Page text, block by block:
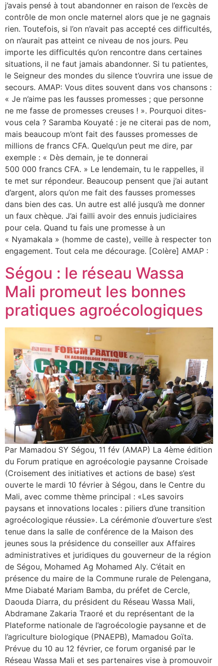
j’avais pensé à tout abandonner en raison de l’excès de
contrôle de mon oncle maternel alors que je ne gagnais
rien. Toutefois, si l’on n’avait pas accepté ces difficultés,
on n’aurait pas atteint ce niveau de nos jours. Peu
importe les difficultés qu’on rencontre dans certaines
situations, il ne faut jamais abandonner. Si tu patientes,
le Seigneur des mondes du silence t’ouvrira une issue de
secours. AMAP: Vous dites souvent dans vos chansons :
« Je n’aime pas les fausses promesses ; que personne
ne me fasse de promesses creuses ! ». Pourquoi dites-
vous cela ? Saramba Kouyaté : je ne citerai pas de nom,
mais beaucoup m’ont fait des fausses promesses de
millions de francs CFA. Quelqu’un peut me dire, par
exemple : « Dès demain, je te donnerai
500 000 francs CFA. » Le lendemain, tu le rappelles, il
te met sur répondeur. Beaucoup pensent que j’ai autant
d’argent, alors qu’on me fait des fausses promesses
dans bien des cas. Un autre est allé jusqu’à me donner
un faux chèque. J’ai failli avoir des ennuis judiciaires
pour cela. Quand tu fais une promesse à un
« Nyamakala » (homme de caste), veille à respecter ton
engagement. Tout cela me décourage. [Colère] AMAP :
Ségou : le réseau Wassa
Mali promeut les bonnes
pratiques agroécologiques
Par Mamadou SY Ségou, 11 fév (AMAP) La 4ème édition
du Forum pratique en agroécologie paysanne Croisade
(Croisement des initiatives et actions de base) s’est
ouverte le mardi 10 février à Ségou, dans le Centre du
Mali, avec comme thème principal : «Les savoirs
paysans et innovations locales : piliers d’une transition
agroécologique réussie». La cérémonie d’ouverture s’est
tenue dans la salle de conférence de la Maison des
jeunes sous la présidence du conseiller aux Affaires
administratives et juridiques du gouverneur de la région
de Ségou, Mohamed Ag Mohamed Aly. C’était en
présence du maire de la Commune rurale de Pelengana,
Mme Diabaté Mariam Bamba, du préfet de Cercle,
Daouda Diarra, du président du Réseau Wassa Mali,
Abdramane Zakaria Traoré et du représentant de la
Plateforme nationale de l’agroécologie paysanne et de
l’agriculture biologique (PNAEPB), Mamadou Goïta.
Prévue du 10 au 12 février, ce forum organisé par le
Réseau Wassa Mali et ses partenaires vise à promouvoir